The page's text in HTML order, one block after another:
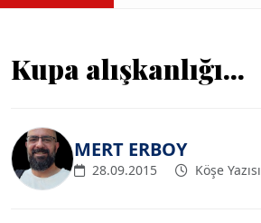
Kupa alışkanlığı...
MERT ERBOY
28.09.2015 Köşe Yazısı